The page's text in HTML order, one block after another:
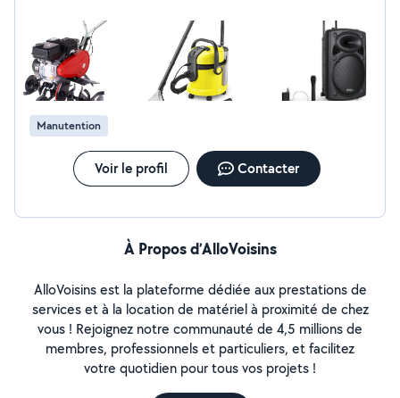
Manutention
Voir le profil Contacter
À Propos d’AlloVoisins
AlloVoisins est la plateforme dédiée aux prestations de
services et à la location de matériel à proximité de chez
vous ! Rejoignez notre communauté de 4,5 millions de
membres, professionnels et particuliers, et facilitez
votre quotidien pour tous vos projets !